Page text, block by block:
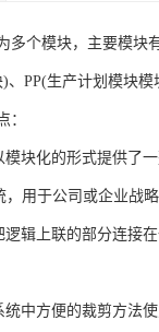
多个模块，主要模块
、PP(生产计划模块模
：
模块化的形式提供了
用于公司或企业战
逻辑上联的部分连接
中方便的裁剪方法